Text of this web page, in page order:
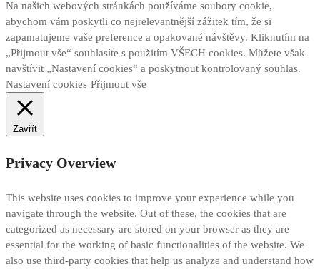
Na našich webových stránkách používáme soubory cookie,
abychom vám poskytli co nejrelevantnější zážitek tím, že si
zapamatujeme vaše preference a opakované návštěvy. Kliknutím na
„Přijmout vše“ souhlasíte s použitím VŠECH cookies. Můžete však
navštívit „Nastavení cookies“ a poskytnout kontrolovaný souhlas.
Nastavení cookies Přijmout vše
Zavřít
Privacy Overview
This website uses cookies to improve your experience while you
navigate through the website. Out of these, the cookies that are
categorized as necessary are stored on your browser as they are
essential for the working of basic functionalities of the website. We
also use third-party cookies that help us analyze and understand how